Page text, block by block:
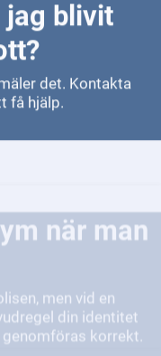
få hjälp.
men vid en
din identitet